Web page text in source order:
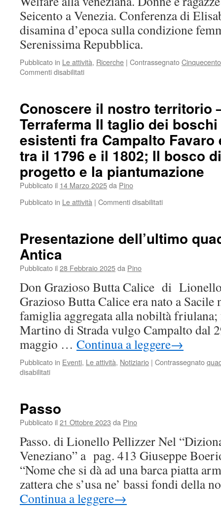
Seicento a Venezia. Conferenza di
disamina d’epoca sulla condizione
Serenissima Repubblica.
Pubblicato in Le attività, Ricerche | ContrassegnatoCinquecento
Commenti disabilitati
veneziana.
Donne
e
ragazze
nel
Cinquecento
Seicento
a
Venezia.
Conferenza
Conoscere il nostro territorio
Terraferma Il taglio dei
esistenti fra Campalto Favaro
tra il 1796 e il 1802; Il bosco
progetto e la piantumazione
Pubblicato il 14 Marzo 2025da Pino
Pubblicato in Le attività | Commenti disabilitati
nostro
territorio
della
Terraferma
Il
taglio
dei
boschi
del
Patriarcato
esistenti
il
1796
e
il
1802;
Il
Presentazione dell’ultimo
Antica
Pubblicato il 28 Febbraio 2025da Pino
Don Grazioso Butta Calice di
Grazioso Butta Calice era nato a Sacile
famiglia aggregata alla nobiltà
Martino di Strada vulgo Campalto dal
maggio … Continua a leggere→
Pubblicato in Eventi, Le attività, Notiziario | Contrassegnato
disabilitati
di
Terra
Passo
Pubblicato il 21 Ottobre 2023 da Pino
Passo. di Lionello Pellizzer Nel
Veneziano” a pag. 413 Giuseppe
“Nome che si dà ad una barca piatta
zattera che s’usa ne’ bassi fondi della
Continua a leggere→